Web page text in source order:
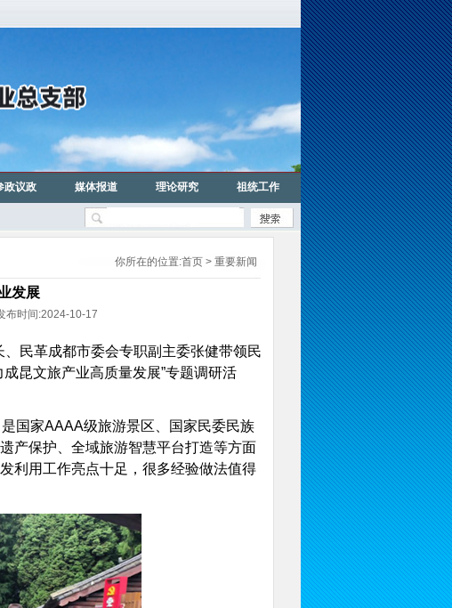
政议政 媒体报道 理论研究 祖统工作
你所在的位置:首页> 重要新闻
发展
布时间:2024-10-17
民革成都市委会专职副主委张健带领民
昆文旅产业高质量发展”专题调研活
国家AAAA级旅游景区、国家民委民族
产保护、全域旅游智慧平台打造等方面
利用工作亮点十足，很多经验做法值得